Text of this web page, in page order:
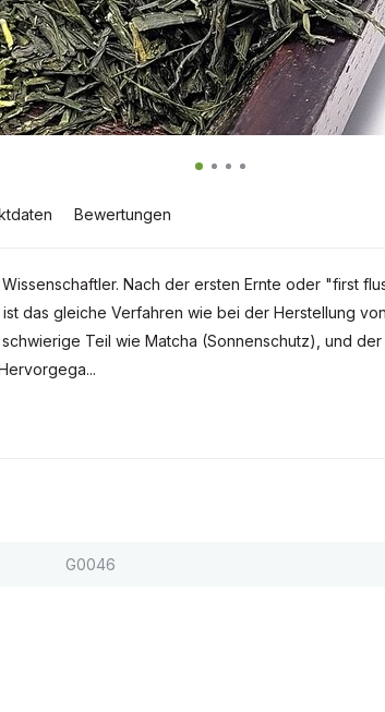
Bewertungen
Nach der ersten Ernte oder "first
ist das gleiche Verfahren wie bei der Herstellung
Teil wie Matcha (Sonnenschutz), und
G0046